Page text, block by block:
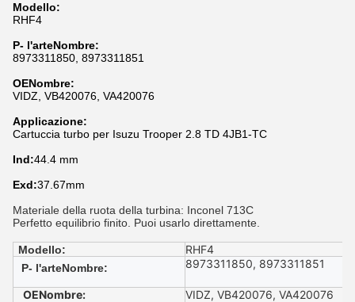
Modello:
RHF4
P- l'arteNombre:
8973311850, 8973311851
OENombre:
VIDZ, VB420076, VA420076
Applicazione:
Cartuccia turbo per Isuzu Trooper 2.8 TD 4JB1-TC
Ind:44.4 mm
Exd:37.67mm
Materiale della ruota della turbina: Inconel 713C
Perfetto equilibrio finito. Puoi usarlo direttamente.
Modello: RHF4
P- l'arteNombre: 8973311850, 8973311851
OENombre: VIDZ, VB420076, VA420076